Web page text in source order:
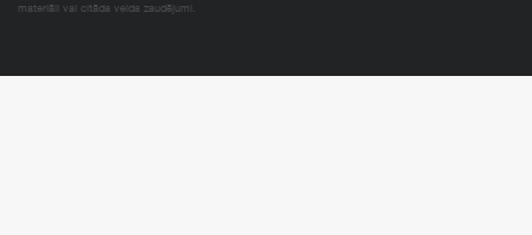
materiāli vai citāda veida zaudējumi.